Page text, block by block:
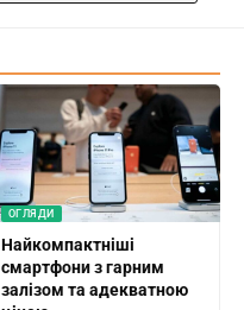
ОГЛЯДИ
Найкомпактніші
смартфони з гарним
залізом та адекватною